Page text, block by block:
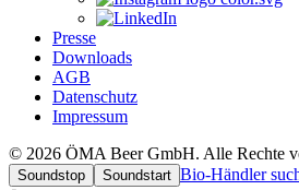
Presse
Downloads
AGB
Datenschutz
Impressum
© 2026 ÖMA Beer GmbH. Alle Rechte
Soundstop Soundstart Bio-Händler